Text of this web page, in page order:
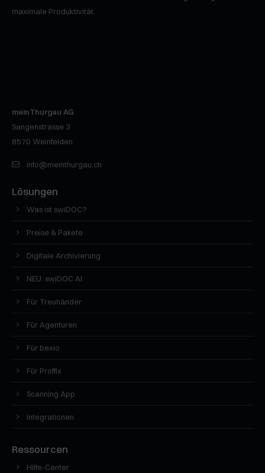
maximale Produktivität.
meinThurgau AG
Sangenstrasse 3
8570 Weinfelden
info@meinthurgau.ch
Lösungen
Was ist swiDOC?
Preise & Pakete
Digitale Archivierung
NEU: swiDOC AI
Für Treuhänder
Für Agenturen
Für bexio
Für Proffix
Scanning App
Integrationen
Ressourcen
Hilfe-Center